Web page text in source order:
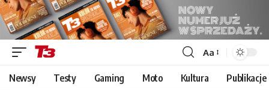
Font
Resizer
Aa
Newsy Testy Gaming Moto Kultura Publikacje